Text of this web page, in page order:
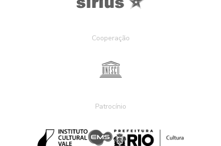
Cooperação
Patrocínio